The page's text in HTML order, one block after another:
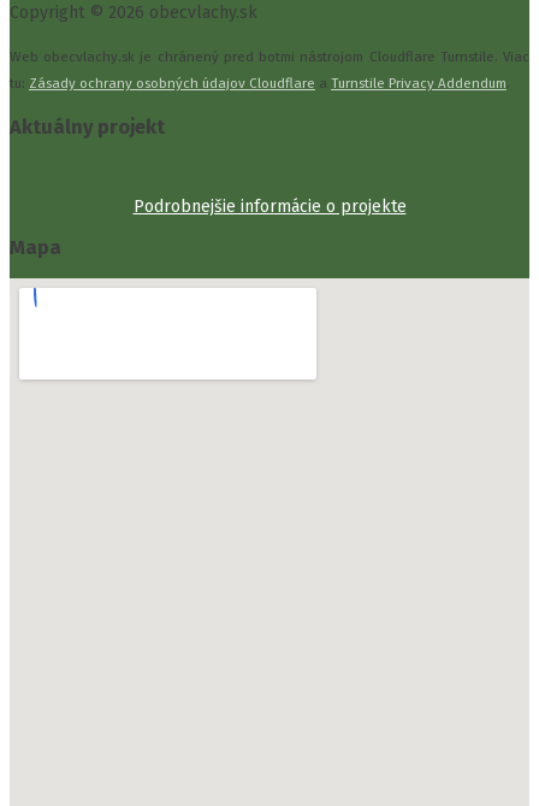
Copyright © 2026 obecvlachy.sk
Web obecvlachy.sk je chránený pred botmi nástrojom Cloudflare Turnstile. Viac
tu: Zásady ochrany osobných údajov Cloudflare a Turnstile Privacy Addendum.
Aktuálny projekt
Podrobnejšie informácie o projekte
Mapa